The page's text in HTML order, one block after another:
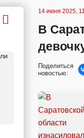
14 июня 2025,
В
Поделиться
новостью: